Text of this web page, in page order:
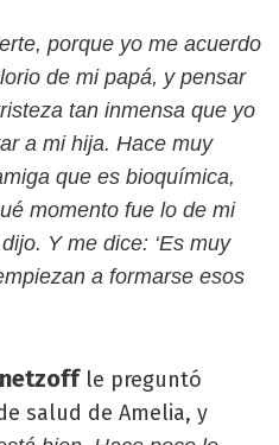
porque yo me acuerdo
de mi papá, y pensar
tan inmensa que yo
a mi hija. Hace muy
que es bioquímica,
momento fue lo de mi
Y me dice: ‘Es muy
a formarse esos
le preguntó
salud de Amelia, y